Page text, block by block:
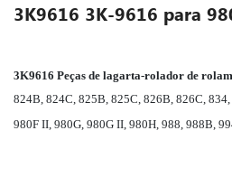
3K9616 3K-9616 para
3K9616 Peças de lagarta-rolador de
824B, 824C, 825B, 825C, 826B, 826C,
980F II, 980G, 980G II, 980H, 988, 988B,